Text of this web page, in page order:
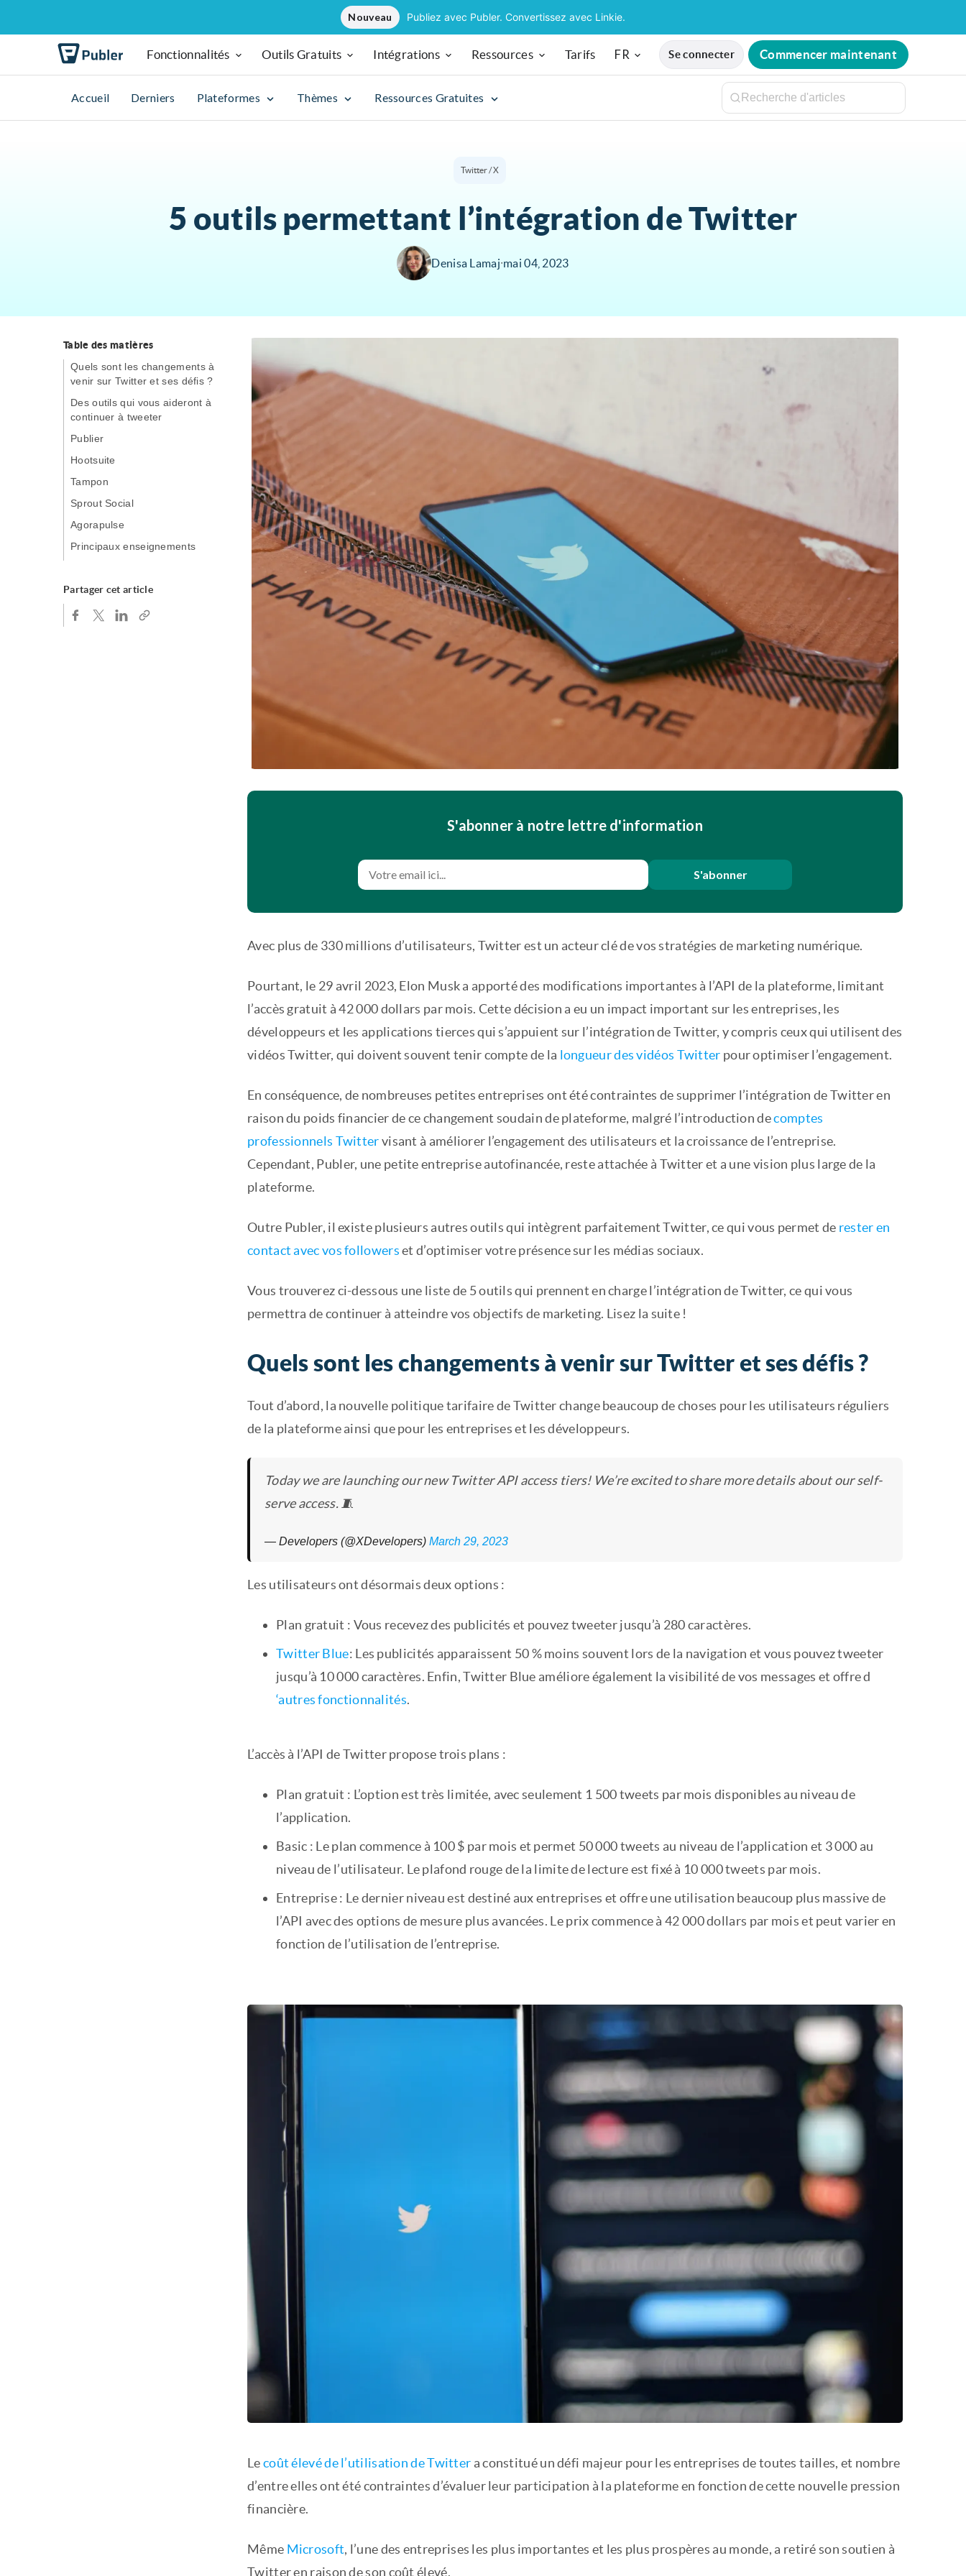
Nouveau Publiez avec Publer. Convertissez avec Linkie.
Fonctionnalités Outils Gratuits Intégrations Ressources Tarifs FR Se connecter Commencer maintenant
Accueil Derniers Plateformes Thèmes Ressources Gratuites
Twitter / X
5 outils permettant l’intégration de Twitter
Denisa Lamaj∙mai 04, 2023
Table des matières
Quels sont les changements à
venir sur Twitter et ses défis ?
Des outils qui vous aideront à
continuer à tweeter
Publier
Hootsuite
Tampon
Sprout Social
Agorapulse
Principaux enseignements
Partager cet article
S'abonner à notre lettre d'information
S'abonner
Avec plus de 330 millions d’utilisateurs, Twitter est un acteur clé de vos stratégies de marketing numérique.
Pourtant, le 29 avril 2023, Elon Musk a apporté des modifications importantes à l’API de la plateforme, limitant
l’accès gratuit à 42 000 dollars par mois. Cette décision a eu un impact important sur les entreprises, les
développeurs et les applications tierces qui s’appuient sur l’intégration de Twitter, y compris ceux qui utilisent des
vidéos Twitter, qui doivent souvent tenir compte de la longueur des vidéos Twitter pour optimiser l’engagement.
En conséquence, de nombreuses petites entreprises ont été contraintes de supprimer l’intégration de Twitter en
raison du poids financier de ce changement soudain de plateforme, malgré l’introduction decomptes
professionnels Twittervisant à améliorer l’engagement des utilisateurs et la croissance de l’entreprise.
Cependant, Publer, une petite entreprise autofinancée, reste attachée à Twitter et a une vision plus large de la
plateforme.
Outre Publer, il existe plusieurs autres outils qui intègrent parfaitement Twitter, ce qui vous permet de rester en
contact avec vos followerset d’optimiser votre présence sur les médias sociaux.
Vous trouverez ci-dessous une liste de 5 outils qui prennent en charge l’intégration de Twitter, ce qui vous
permettra de continuer à atteindre vos objectifs de marketing. Lisez la suite !
Quels sont les changements à venir sur Twitter et ses défis ?
Tout d’abord, la nouvelle politique tarifaire de Twitter change beaucoup de choses pour les utilisateurs réguliers
de la plateforme ainsi que pour les entreprises et les développeurs.
Today we are launching our new Twitter API access tiers! We’re excited to share more details about our self-
serve access. 🧵
— Developers (@XDevelopers) March 29, 2023
Les utilisateurs ont désormais deux options :
Plan gratuit : Vous recevez des publicités et pouvez tweeter jusqu’à 280 caractères.
Twitter Blue: Les publicités apparaissent 50 % moins souvent lors de la navigation et vous pouvez tweeter
jusqu’à 10 000 caractères. Enfin, Twitter Blue améliore également la visibilité de vos messages et offre d
‘autres fonctionnalités.
L’accès à l’API de Twitter propose trois plans :
Plan gratuit : L’option est très limitée, avec seulement 1 500 tweets par mois disponibles au niveau de
l’application.
Basic : Le plan commence à 100 $ par mois et permet 50 000 tweets au niveau de l’application et 3 000 au
niveau de l’utilisateur. Le plafond rouge de la limite de lecture est fixé à 10 000 tweets par mois.
Entreprise : Le dernier niveau est destiné aux entreprises et offre une utilisation beaucoup plus massive de
l’API avec des options de mesure plus avancées. Le prix commence à 42 000 dollars par mois et peut varier en
fonction de l’utilisation de l’entreprise.
Lecoût élevé de l’utilisation de Twitter a constitué un défi majeur pour les entreprises de toutes tailles, et nombre
d’entre elles ont été contraintes d’évaluer leur participation à la plateforme en fonction de cette nouvelle pression
financière.
Même Microsoft, l’une des entreprises les plus importantes et les plus prospères au monde, a retiré son soutien à
Twitter en raison de son coût élevé.